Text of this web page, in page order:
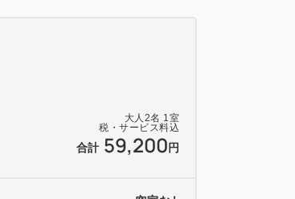
大人 2名 1室
税・サービス料込
合計 59,200 円